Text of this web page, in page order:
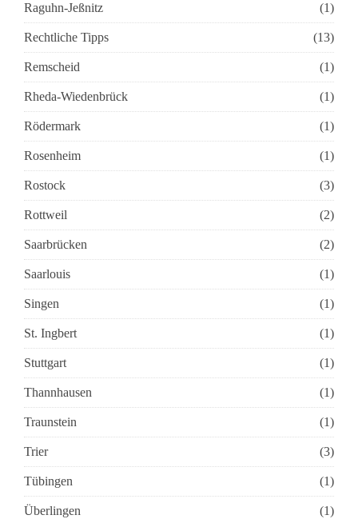
Raguhn-Jeßnitz (1)
Rechtliche Tipps (13)
Remscheid (1)
Rheda-Wiedenbrück (1)
Rödermark (1)
Rosenheim (1)
Rostock (3)
Rottweil (2)
Saarbrücken (2)
Saarlouis (1)
Singen (1)
St. Ingbert (1)
Stuttgart (1)
Thannhausen (1)
Traunstein (1)
Trier (3)
Tübingen (1)
Überlingen (1)